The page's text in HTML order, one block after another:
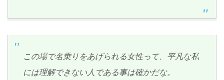
この場で名乗りをあげられる女性って、平凡な私
には理解できない人である事は確かだな。